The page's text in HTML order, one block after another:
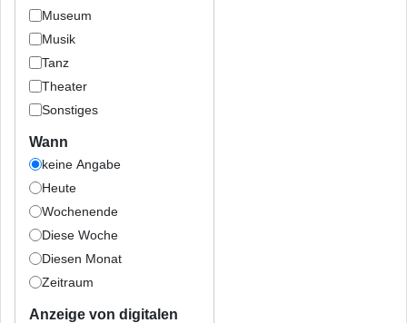
Museum
Musik
Tanz
Theater
Sonstiges
Wann
keine Angabe
Heute
Wochenende
Diese Woche
Diesen Monat
Zeitraum
Anzeige von digitalen